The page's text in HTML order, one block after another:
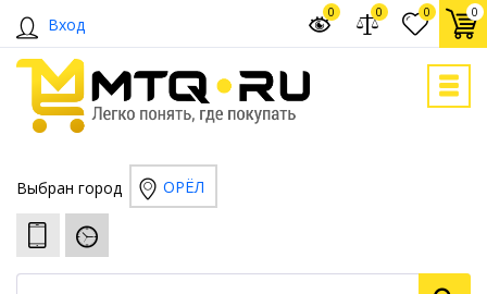
Вход
0 0
0 0
Выбран город ОРЁЛ